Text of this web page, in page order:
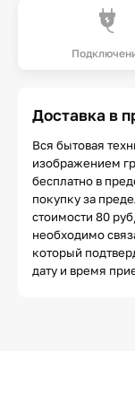
Доставка в
Вся бытовая
изображением
бесплатно в
покупку за
стоимости 80
необходимо
который
дату и время